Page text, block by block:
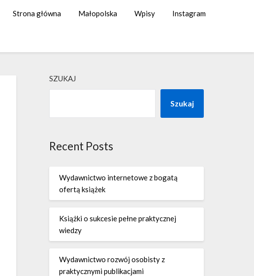
Strona główna Małopolska Wpisy Instagram
SZUKAJ
Szukaj
Recent Posts
Wydawnictwo internetowe z bogatą
ofertą książek
Książki o sukcesie pełne praktycznej
wiedzy
Wydawnictwo rozwój osobisty z
praktycznymi publikacjami